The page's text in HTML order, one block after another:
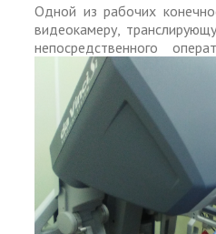
Одной из рабочих
видеокамеру,
непосредственного